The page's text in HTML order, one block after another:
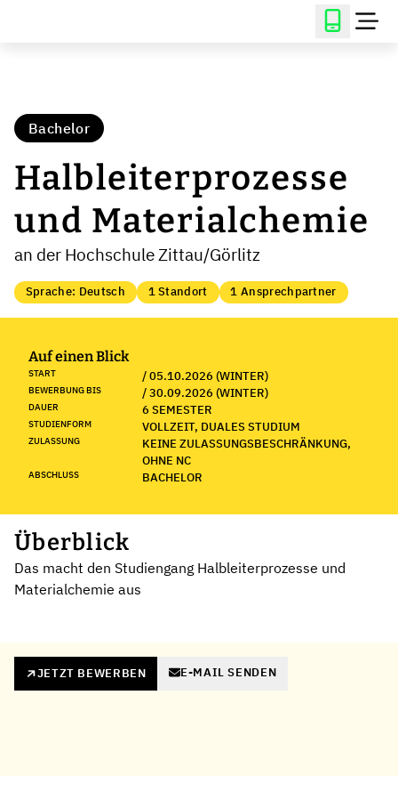
Bachelor
Halbleiterprozesse
und Materialchemie
an der Hochschule Zittau/Görlitz
Sprache: Deutsch 1 Standort 1 Ansprechpartner
Auf einen Blick
START / 05.10.2026 (WINTER)
BEWERBUNG BIS / 30.09.2026 (WINTER)
DAUER 6 SEMESTER
STUDIENFORM VOLLZEIT, DUALES STUDIUM
ZULASSUNG
KEINE ZULASSUNGSBESCHRÄNKUNG,
OHNE NC
ABSCHLUSS BACHELOR
Überblick
Das macht den Studiengang Halbleiterprozesse und
Materialchemie aus
JETZT BEWERBEN E-MAIL SENDEN